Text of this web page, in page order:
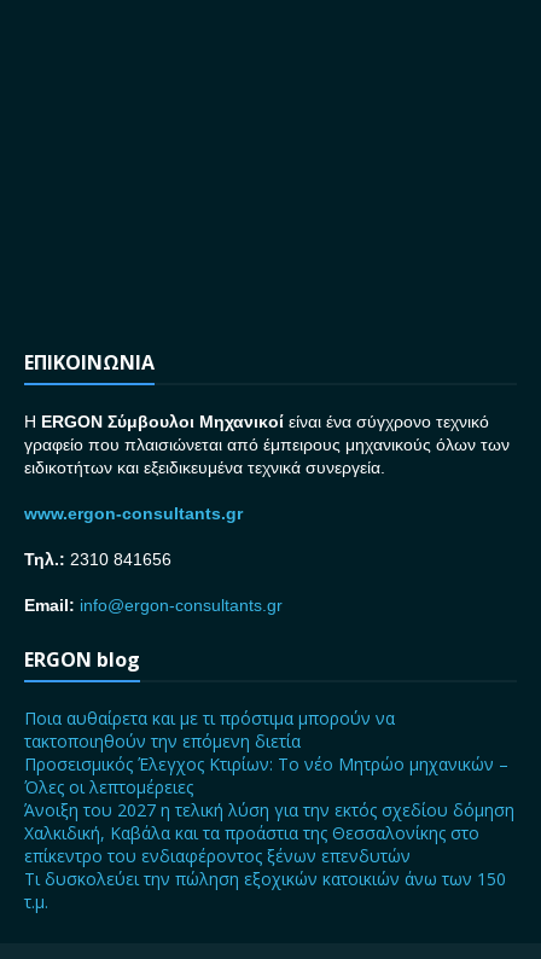
ΕΠΙΚΟΙΝΩΝΙΑ
H ERGON Σύμβουλοι Μηχανικοί είναι ένα σύγχρονο τεχνικό
γραφείο που πλαισιώνεται από έμπειρους μηχανικούς όλων των
ειδικοτήτων και εξειδικευμένα τεχνικά συνεργεία.
www.ergon-consultants.gr
Τηλ.: 2310 841656
Email: info@ergon-consultants.gr
ERGON blog
Ποια αυθαίρετα και με τι πρόστιμα μπορούν να
τακτοποιηθούν την επόμενη διετία
Προσεισμικός Έλεγχος Κτιρίων: Το νέο Μητρώο μηχανικών –
Όλες οι λεπτομέρειες
Άνοιξη του 2027 η τελική λύση για την εκτός σχεδίου δόμηση
Χαλκιδική, Καβάλα και τα προάστια της Θεσσαλονίκης στο
επίκεντρο του ενδιαφέροντος ξένων επενδυτών
Τι δυσκολεύει την πώληση εξοχικών κατοικιών άνω των 150
τ.μ.